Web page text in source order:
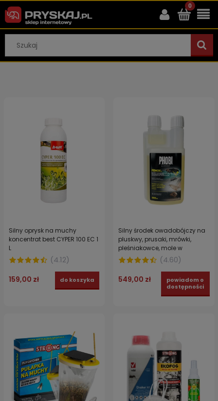
Silny oprysk na muchy
koncentrat best CYPER 100 EC 1
L
(4.12)
159,00 zł do koszyka
Silny środek owadobójczy na
pluskwy, prusaki, mrówki,
pleśniakowce, mole w
obiektach hodowlanych,
magazynach FENOX EC 500
(4.60)
549,00 zł
powiadom o
dostępności